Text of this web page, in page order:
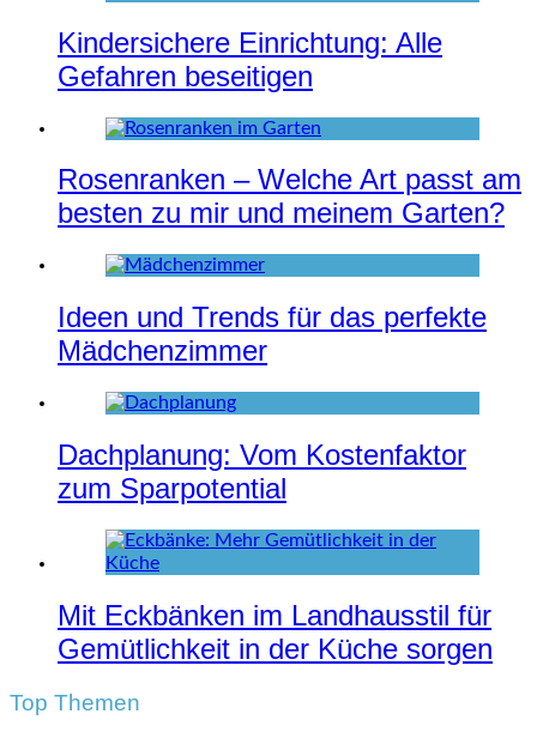
Kindersichere Einrichtung: Alle
Gefahren beseitigen
Rosenranken – Welche Art passt am
besten zu mir und meinem Garten?
Ideen und Trends für das perfekte
Mädchenzimmer
Dachplanung: Vom Kostenfaktor
zum Sparpotential
Mit Eckbänken im Landhausstil für
Gemütlichkeit in der Küche sorgen
Top Themen